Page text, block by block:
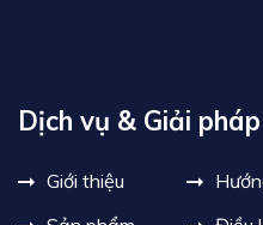
Dịch vụ & Giải pháp
Giới thiệu